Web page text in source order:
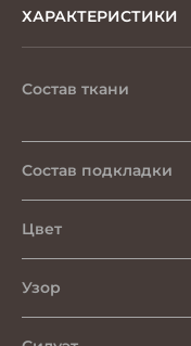
ХАРАКТЕРИСТИКИ
Состав ткани
Состав подкладки
Цвет
Узор